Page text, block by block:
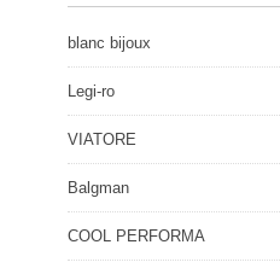
blanc bijoux
Legi-ro
VIATORE
Balgman
COOL PERFORMA